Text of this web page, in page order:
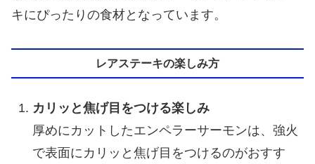
キにぴったりの食材となっています。
レアステーキの楽しみ方
カリッと焦げ目をつける楽しみ
厚めにカットしたエンペラーサーモンは、強火
で表面にカリッと焦げ目をつけるのがおすす